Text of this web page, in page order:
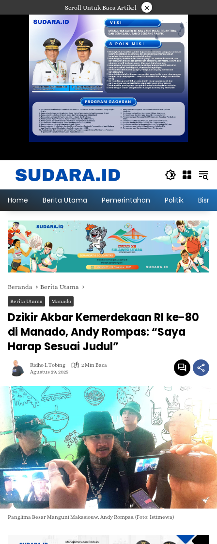
ke
Scroll Untuk Baca Artikel ×
Home Berita Utama Pemerintahan Politik
Beranda Berita Utama
Berita Utama Manado
Dzikir Akbar Kemerdekaan RI ke-80
di Manado, Andy Rompas: “Saya
Harap Sesuai Judul”
Ridho L Tobing
2 Min Baca
Agustus 29, 2025
Panglima Besar Manguni Makasiouw, Andy Rompas. (Foto: Istimewa)